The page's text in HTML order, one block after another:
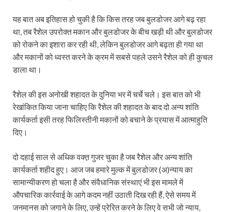
यह बात अब इतिहास हो चुकी है कि किस तरह जब बुलडोजर आगे बढ़ रहा
था, तब रैशेल उपरोक्त मकान और बुलडोजर के बीच खड़ी थी और बुलडोजर
को रोकने का इशारा कर रही थी, लेकिन बुलडोजर आगे बढ़ता ही गया था
और मकानों को ध्वस्त करने के क्रम में सबसे पहले उसने रैशेल को ही कुचल
डाला था।
रैशेल की इस अनोखी शहादत के दुनिया भर में चर्चे चले। इस बात को भी
रेखांकित किया जाना चाहिए कि रैशेल की शहादत के बाद दो अन्य शांति
कार्यकर्ता इसी तरह फिलिस्तीनी मकानों को बचाने के प्रयास में आत्माहुति
दिए।
दो दहाई साल से अधिक वक्त़ गुजर चुका है जब रैशेल और अन्य शांति
कार्यकर्ता शहीद हुए। आज जब हमारे मुल्क में बुलडोजर (अ)न्याय का
सामान्यीकरण हो चला है और संवैधानिक संस्थाएं भी इस मामले में
औपचारिक कार्रवाई के आगे कदम नहीं उठाती दिख रही हैं, ऐसे समय में
जनमानस को जगाने के लिए, उन्हें प्रेरित करने के लिए वे सभी जो न्याय,